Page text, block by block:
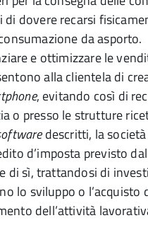
dovere recarsi
da asporto.
e ottimizzare le
alla clientela di
, evitando così di
o presso le strutture
descritti, la
d’imposta previsto
di sì, trattandosi di
lo sviluppo o l’acquisto
dell’attività